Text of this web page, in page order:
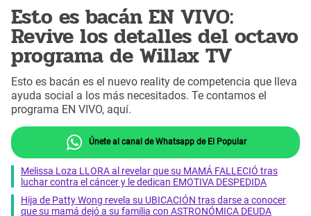
Esto es bacán EN VIVO:
Revive los detalles del octavo
programa de Willax TV
Esto es bacán es el nuevo reality de competencia que lleva
ayuda social a los más necesitados. Te contamos el
programa EN VIVO, aquí.
Únete al canal de Whatsapp de El Popular
Melissa Loza LLORA al revelar que su MAMÁ FALLECIÓ tras
luchar contra el cáncer y le dedican EMOTIVA DESPEDIDA
Hija de Patty Wong revela su UBICACIÓN tras darse a conocer
que su mamá dejó a su familia con ASTRONÓMICA DEUDA